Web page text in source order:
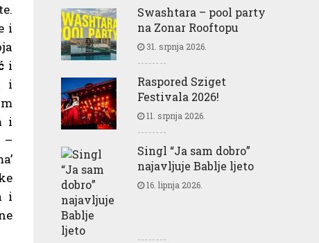
i
i
i
i
i
Swashtara – pool party
na Zonar Rooftopu
31. srpnja 2026.
Raspored Sziget
Festivala 2026!
11. srpnja 2026.
Singl “Ja sam dobro”
najavljuje Bablje ljeto
16. lipnja 2026.